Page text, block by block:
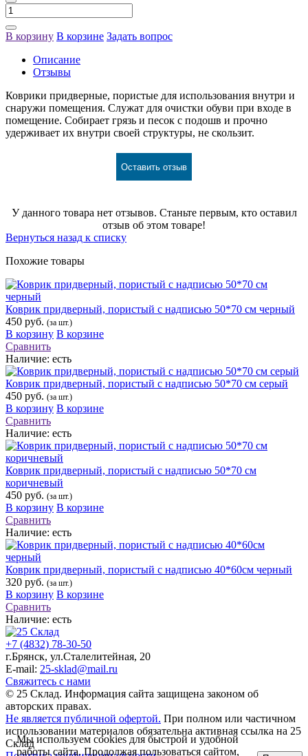
В корзину В корзине Задать вопрос
Описание
Отзывы
Коврики придверные, пористые для использования внутри и
снаружи помещения. Служат для очистки обуви при входе в
помещение. Собирает грязь и песок с подошв и прочно
удерживает их внутри своей структуры, не скользит.
Оставить отзыв
У данного товара нет отзывов. Станьте первым, кто оставил
отзыв об этом товаре!
Вернуться назад к списку
Похожие товары
Коврик придверный, пористый с надписью 50*70 см черный
450 руб. (за шт.)
В корзину В корзине
Сравнить
Наличие: есть
Коврик придверный, пористый с надписью 50*70 см серый
450 руб. (за шт.)
В корзину В корзине
Сравнить
Наличие: есть
Коврик придверный, пористый с надписью 50*70 см
коричневый
450 руб. (за шт.)
В корзину В корзине
Сравнить
Наличие: есть
Коврик придверный, пористый с надписью 40*60см черный
320 руб. (за шт.)
В корзину В корзине
Сравнить
Наличие: есть
+7 (4832) 78-30-50
г.Брянск, ул.Сталелитейная, 20
E-mail: 25-sklad@mail.ru
Свяжитесь с нами
© 25 Склад. Информация сайта защищена законом об
авторских правах.
Не является публичной офертой. При полном или частичном
использовании материалов обязательна активная ссылка на 25
Склад
Мы используем cookies для быстрой и удобной
работы сайта. Продолжая пользоваться сайтом,